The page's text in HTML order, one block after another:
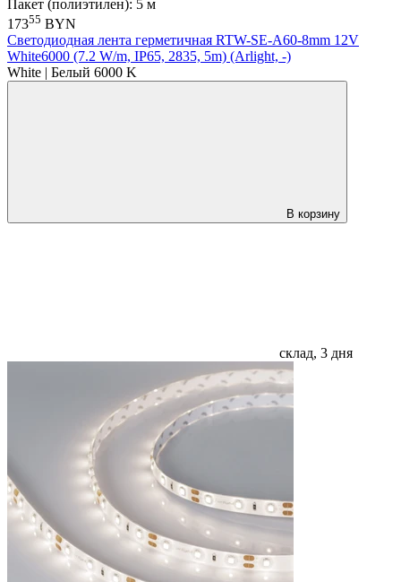
Пакет (полиэтилен): 5 м
17355 BYN
Светодиодная лента герметичная RTW-SE-A60-8mm 12V
White6000 (7.2 W/m, IP65, 2835, 5m) (Arlight, -)
White | Белый 6000 K
В корзину
склад, 3 дня